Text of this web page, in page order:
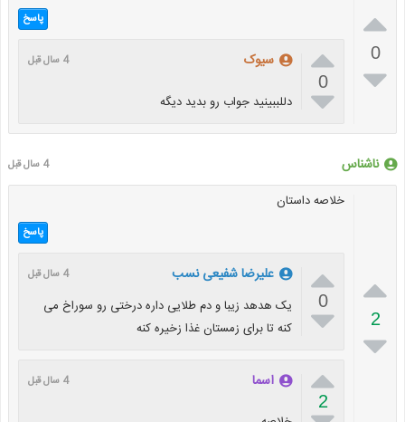

0

پاسخ

0

سیوک 4 سال قبل
دللببینید جواب رو بدید دیگه
ناشناس 4 سال قبل

2

خلاصه داستان
پاسخ

0

علیرضا شفیعی نسب 4 سال قبل
یک هدهد زیبا و دم طلایی داره درختی رو سوراخ می
کنه تا برای زمستان غذا زخیره کنه

2
اسما 4 سال قبل